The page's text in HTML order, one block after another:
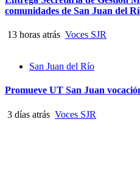
comunidades de San Juan del
13 horas atrás Voces SJR
San Juan del Río
Promueve UT San Juan
3 días atrás Voces SJR